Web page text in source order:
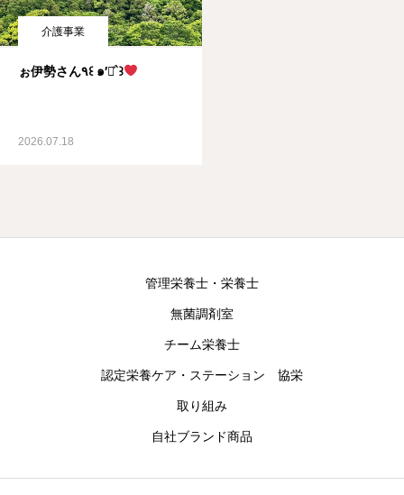
介護事業
ぉ伊勢さん٩꒰ ๑′◡͐`꒱
2026.07.18
管理栄養士・栄養士
無菌調剤室
チーム栄養士
認定栄養ケア・ステーション 協栄
取り組み
自社ブランド商品